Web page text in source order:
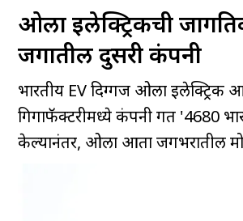
ओला इलेक्ट्रिकची
जगातील दुसरी कंपनी
भारतीय EV दिग्गज ओला इलेक्ट्रिक
गिगाफॅक्टरीमध्ये कंपनी प्रगत '4680
केल्यानंतर, ओला आता जगभरातील